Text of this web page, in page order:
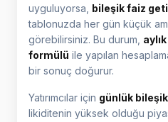
uyguluyorsa, bileşik faiz
tablonuzda her gün küçük
görebilirsiniz. Bu durum,
formülü ile yapılan
bir sonuç doğurur.
Yatırımcılar için günlük
likiditenin yüksek olduğu